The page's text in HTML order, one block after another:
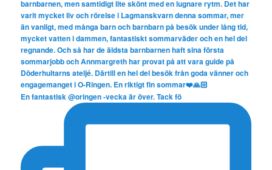
En fantastisk @oringen -vecka är över. Tack fö